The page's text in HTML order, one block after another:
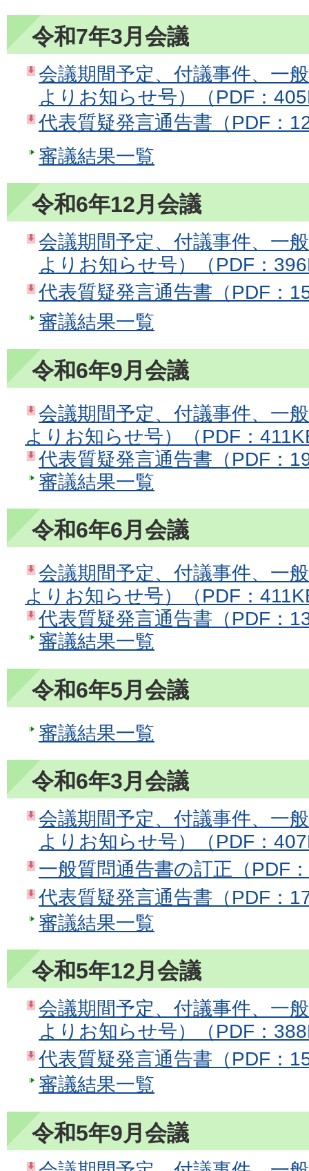
令和7年3月会議
会議期間予定、付議事件、一
よりお知らせ号）（PDF：
代表質疑発言通告書（PDF：
審議結果一覧
令和6年12月会議
会議期間予定、付議事件、一
よりお知らせ号）（PDF：
代表質疑発言通告書（PDF：
審議結果一覧
令和6年9月会議
会議期間予定、付議事件、一
よりお知らせ号）（PDF：
代表質疑発言通告書（PDF：
審議結果一覧
令和6年6月会議
会議期間予定、付議事件、一
よりお知らせ号）（PDF：
代表質疑発言通告書（PDF：
審議結果一覧
令和6年5月会議
審議結果一覧
令和6年3月会議
会議期間予定、付議事件、一
よりお知らせ号）（PDF：
一般質問通告書の訂正（PDF
代表質疑発言通告書（PDF：
審議結果一覧
令和5年12月会議
会議期間予定、付議事件、一
よりお知らせ号）（PDF：
代表質疑発言通告書（PDF：
審議結果一覧
令和5年9月会議